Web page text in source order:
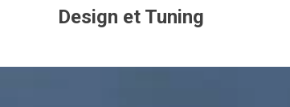
Design et Tuning